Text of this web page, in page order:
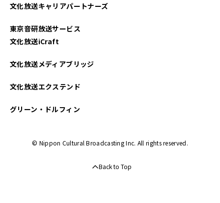
文化放送キャリアパートナーズ
東京音研放送サービス
文化放送iCraft
文化放送メディアブリッジ
文化放送エクステンド
グリーン・ドルフィン
© Nippon Cultural Broadcasting Inc. All rights reserved.
Back to Top